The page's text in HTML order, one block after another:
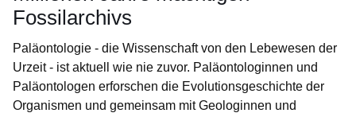
Fossilarchivs
Paläontologie - die Wissenschaft von den Lebewesen der
Urzeit - ist aktuell wie nie zuvor. Paläontologinnen und
Paläontologen erforschen die Evolutionsgeschichte der
Organismen und gemeinsam mit Geologinnen und